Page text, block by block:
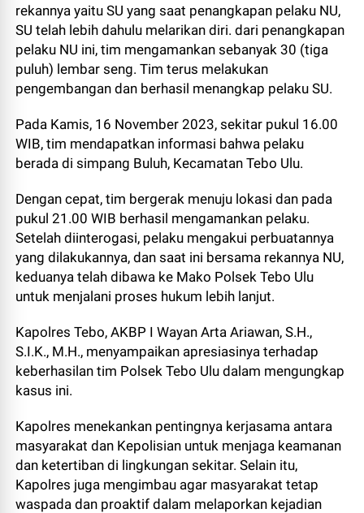
rekannya yaitu SU yang saat penangkapan pelaku NU,
SU telah lebih dahulu melarikan diri. dari penangkapan
pelaku NU ini, tim mengamankan sebanyak 30 (tiga
puluh) lembar seng. Tim terus melakukan
pengembangan dan berhasil menangkap pelaku SU.
Pada Kamis, 16 November 2023, sekitar pukul 16.00
WIB, tim mendapatkan informasi bahwa pelaku
berada di simpang Buluh, Kecamatan Tebo Ulu.
Dengan cepat, tim bergerak menuju lokasi dan pada
pukul 21.00 WIB berhasil mengamankan pelaku.
Setelah diinterogasi, pelaku mengakui perbuatannya
yang dilakukannya, dan saat ini bersama rekannya NU,
keduanya telah dibawa ke Mako Polsek Tebo Ulu
untuk menjalani proses hukum lebih lanjut.
Kapolres Tebo, AKBP I Wayan Arta Ariawan, S.H.,
S.I.K., M.H., menyampaikan apresiasinya terhadap
keberhasilan tim Polsek Tebo Ulu dalam mengungkap
kasus ini.
Kapolres menekankan pentingnya kerjasama antara
masyarakat dan Kepolisian untuk menjaga keamanan
dan ketertiban di lingkungan sekitar. Selain itu,
Kapolres juga mengimbau agar masyarakat tetap
waspada dan proaktif dalam melaporkan kejadian